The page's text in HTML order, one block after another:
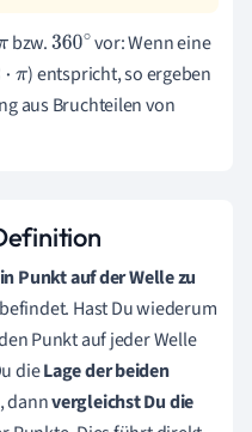
bzw.360∘vor: Wenn eine
π ) entspricht, so ergeben
aus Bruchteilen von
Punkt auf der Welle zu
befindet. Hast Du wiederum
Punkt auf jeder Welle
dieLage der beiden
dannvergleichst Du die